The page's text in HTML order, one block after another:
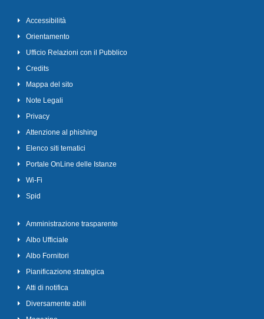
Accessibilità
Orientamento
Ufficio Relazioni con il Pubblico
Credits
Mappa del sito
Note Legali
Privacy
Attenzione al phishing
Elenco siti tematici
Portale OnLine delle Istanze
Wi-Fi
Spid
Amministrazione trasparente
Albo Ufficiale
Albo Fornitori
Pianificazione strategica
Atti di notifica
Diversamente abili